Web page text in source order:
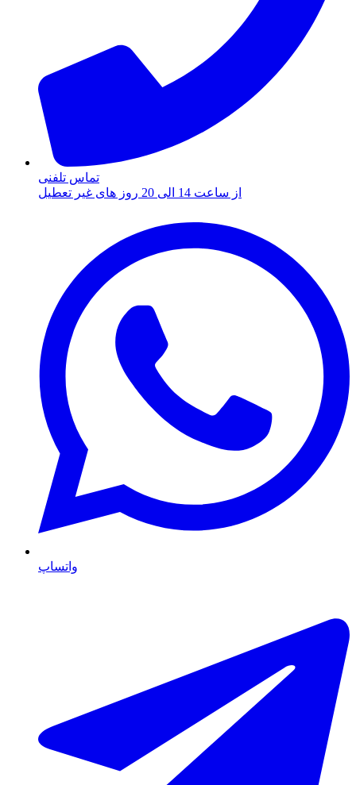
تماس تلفنی
از ساعت 14 الی 20 روز های غیر تعطیل
واتساپ